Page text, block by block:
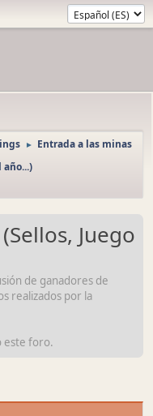
► Entrada a las minas
año...)
Juego
de ganadores de
realizados por la
este foro.